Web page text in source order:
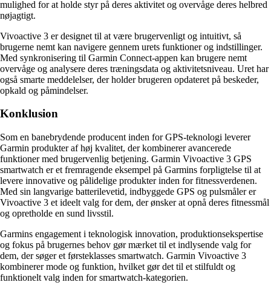
mulighed for at holde styr på deres aktivitet og overvåge deres helbred
nøjagtigt.
Vivoactive 3 er designet til at være brugervenligt og intuitivt, så
brugerne nemt kan navigere gennem urets funktioner og indstillinger.
Med synkronisering til Garmin Connect-appen kan brugere nemt
overvåge og analysere deres træningsdata og aktivitetsniveau. Uret har
også smarte meddelelser, der holder brugeren opdateret på beskeder,
opkald og påmindelser.
Konklusion
Som en banebrydende producent inden for GPS-teknologi leverer
Garmin produkter af høj kvalitet, der kombinerer avancerede
funktioner med brugervenlig betjening. Garmin Vivoactive 3 GPS
smartwatch er et fremragende eksempel på Garmins forpligtelse til at
levere innovative og pålidelige produkter inden for fitnessverdenen.
Med sin langvarige batterilevetid, indbyggede GPS og pulsmåler er
Vivoactive 3 et ideelt valg for dem, der ønsker at opnå deres fitnessmål
og opretholde en sund livsstil.
Garmins engagement i teknologisk innovation, produktionsekspertise
og fokus på brugernes behov gør mærket til et indlysende valg for
dem, der søger et førsteklasses smartwatch. Garmin Vivoactive 3
kombinerer mode og funktion, hvilket gør det til et stilfuldt og
funktionelt valg inden for smartwatch-kategorien.